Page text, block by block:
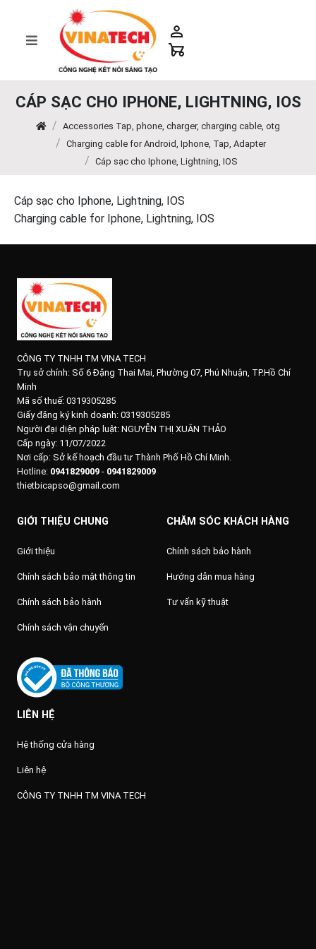
CÁP SẠC CHO IPHONE, LIGHTNING, IOS
Accessories Tap, phone, charger, charging cable, otg
Charging cable for Android, Iphone, Tap, Adapter
Cáp sạc cho Iphone, Lightning, IOS
Cáp sạc cho Iphone, Lightning, IOS
Charging cable for Iphone, Lightning, IOS
CÔNG TY TNHH TM VINA TECH
Trụ sở chính: Số 6 Đặng Thai Mai, Phường 07, Phú Nhuận, TP.Hồ Chí
Minh
Mã số thuế: 0319305285
Giấy đăng ký kinh doanh: 0319305285
Người đại diện pháp luật: NGUYỄN THỊ XUÂN THẢO
Cấp ngày: 11/07/2022
Nơi cấp: Sở kế hoạch đầu tư Thành Phố Hồ Chí Minh.
Hotline: 0941829009 - 0941829009
thietbicapso@gmail.com
GIỚI THIỆU CHUNG
Giới thiệu
Chính sách bảo mật thông tin
Chính sách bảo hành
Chính sách vận chuyển
CHĂM SÓC KHÁCH HÀNG
Chính sách bảo hành
Hướng dẫn mua hàng
Tư vấn kỹ thuật
LIÊN HỆ
Hệ thống cửa hàng
Liên hệ
CÔNG TY TNHH TM VINA TECH